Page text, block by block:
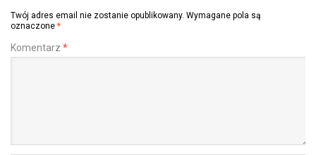
Twój adres email nie zostanie opublikowany. Wymagane pola są
oznaczone *
Komentarz *